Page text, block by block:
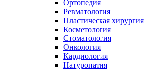
Ортопедия
Ревматология
Пластическая хирургия
Косметология
Стоматология
Онкология
Кардиология
Натуропатия